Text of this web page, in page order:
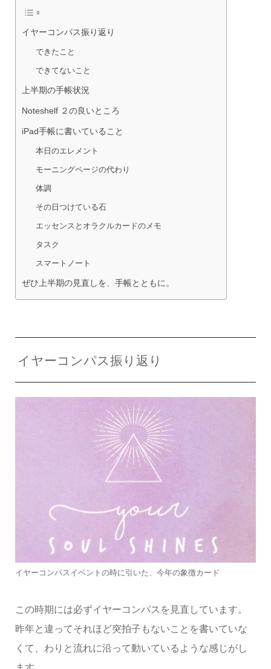
イヤーコンパス振り返り
できたこと
できてないこと
上半期の手帳状況
Noteshelf ２の良いところ
iPad手帳に書いていること
本日のエレメント
モーニングページの代わり
体調
その日つけている石
エッセンスとオラクルカードのメモ
タスク
スマートノート
ぜひ上半期の見直しを、手帳とともに。
イヤーコンパス振り返り
イヤーコンパスイベントの時に引いた、今年の象徴カード
この時期には必ずイヤーコンパスを見直しています。
昨年と違ってそれほど突拍子もないことを書いていな
くて、わりと流れに沿って動いているような感じがし